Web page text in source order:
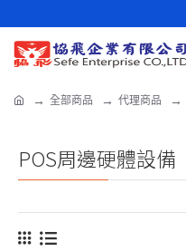
全部商品 代理商品
POS周邊硬體設備